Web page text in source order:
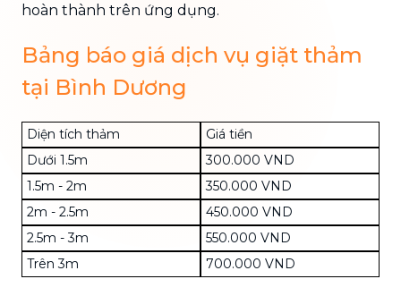
hoàn thành trên ứng dụng.
Bảng báo giá dịch vụ giặt thảm
tại Bình Dương
Diện tích thảm
Giá tiền
Dưới 1.5m
300.000 VND
1.5m - 2m
350.000 VND
2m - 2.5m
450.000 VND
2.5m - 3m
550.000 VND
Trên 3m
700.000 VND